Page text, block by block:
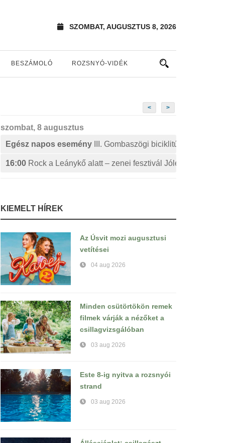
SZOMBAT, AUGUSZTUS 8, 2026
BESZÁMOLÓ ROZSNYÓ-VIDÉK
< >
szombat, 8 augusztus
Egész napos esemény
III. Gombaszögi biciklitúra
16:00 Rock a Leánykő alatt – zenei fesztivál Jólészen
KIEMELT HÍREK
Az Úsvit mozi augusztusi
vetítései
04 aug 2026
Minden csütörtökön remek
filmek várják a nézőket a
csillagvizsgálóban
03 aug 2026
Este 8-ig nyitva a rozsnyói
strand
03 aug 2026